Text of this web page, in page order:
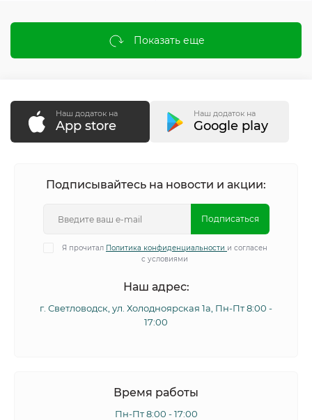
Показать еще
Наш додаток на
App store
Наш додаток на
Google play
Подписывайтесь на новости и акции:
Подписаться
Я прочитал Политика конфиденциальности и согласен
с условиями
Наш адрес:
г. Светловодск, ул. Холодноярская 1а, Пн-Пт 8:00 -
17:00
Время работы
Пн-Пт 8:00 - 17:00